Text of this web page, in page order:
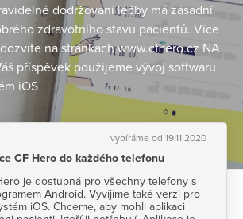
dodržování léčby má zásadní
zdravotního stavu pacientů. Více
na stránkách www.cfhero.cz NA
příspěvek použijeme vývoj softwaru
iOS
vybíráme od 19.11.2020
CF Hero do každého telefonu
je dostupná pro všechny telefony s
Android. Vyvíjíme také verzi pro
iOS. Chceme, aby mohli aplikaci